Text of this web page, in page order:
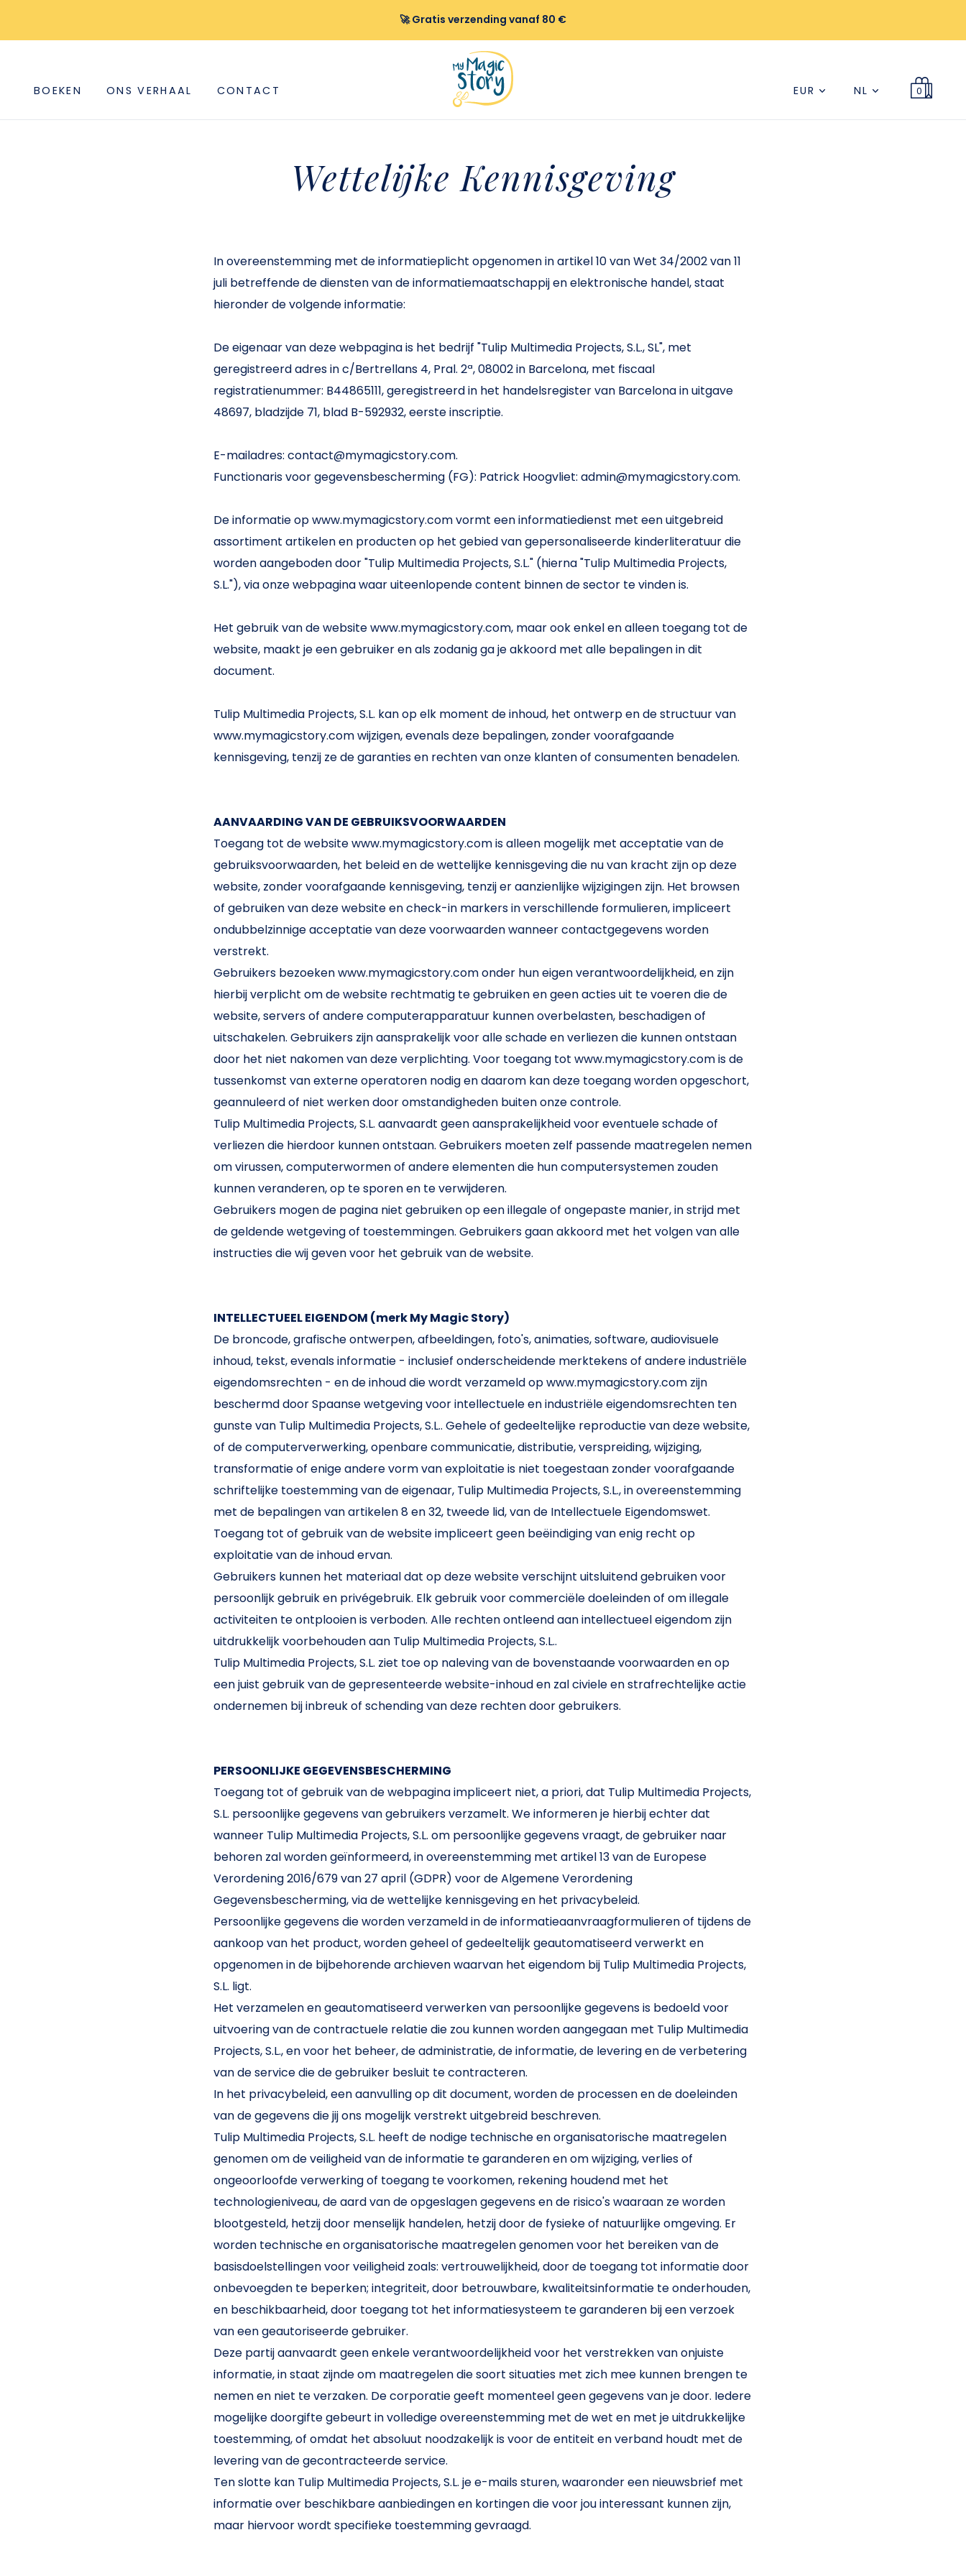
🚀 Gratis verzending vanaf 80 €
BOEKEN ONS VERHAAL CONTACT 0
NL
EUR
Wettelijke Kennisgeving
In overeenstemming met de informatieplicht opgenomen in artikel 10 van Wet 34/2002 van 11
juli betreffende de diensten van de informatiemaatschappij en elektronische handel, staat
hieronder de volgende informatie:
De eigenaar van deze webpagina is het bedrijf "Tulip Multimedia Projects, S.L., SL", met
geregistreerd adres in c/Bertrellans 4, Pral. 2ª, 08002 in Barcelona, ​​met fiscaal
registratienummer: B44865111, geregistreerd in het handelsregister van Barcelona in uitgave
48697, bladzijde 71, blad B-592932, eerste inscriptie.
E-mailadres: contact@mymagicstory.com.
Functionaris voor gegevensbescherming (FG): Patrick Hoogvliet: admin@mymagicstory.com.
De informatie op www.mymagicstory.com vormt een informatiedienst met een uitgebreid
assortiment artikelen en producten op het gebied van gepersonaliseerde kinderliteratuur die
worden aangeboden door "Tulip Multimedia Projects, S.L." (hierna "Tulip Multimedia Projects,
S.L."), via onze webpagina waar uiteenlopende content binnen de sector te vinden is.
Het gebruik van de website www.mymagicstory.com, maar ook enkel en alleen toegang tot de
website, maakt je een gebruiker en als zodanig ga je akkoord met alle bepalingen in dit
document.
Tulip Multimedia Projects, S.L. kan op elk moment de inhoud, het ontwerp en de structuur van
www.mymagicstory.com wijzigen, evenals deze bepalingen, zonder voorafgaande
kennisgeving, tenzij ze de garanties en rechten van onze klanten of consumenten benadelen.
AANVAARDING VAN DE GEBRUIKSVOORWAARDEN
Toegang tot de website www.mymagicstory.com is alleen mogelijk met acceptatie van de
gebruiksvoorwaarden, het beleid en de wettelijke kennisgeving die nu van kracht zijn op deze
website, zonder voorafgaande kennisgeving, tenzij er aanzienlijke wijzigingen zijn. Het browsen
of gebruiken van deze website en check-in markers in verschillende formulieren, impliceert
ondubbelzinnige acceptatie van deze voorwaarden wanneer contactgegevens worden
verstrekt.
Gebruikers bezoeken www.mymagicstory.com onder hun eigen verantwoordelijkheid, en zijn
hierbij verplicht om de website rechtmatig te gebruiken en geen acties uit te voeren die de
website, servers of andere computerapparatuur kunnen overbelasten, beschadigen of
uitschakelen. Gebruikers zijn aansprakelijk voor alle schade en verliezen die kunnen ontstaan ​​
door het niet nakomen van deze verplichting. Voor toegang tot www.mymagicstory.com is de
tussenkomst van externe operatoren nodig en daarom kan deze toegang worden opgeschort,
geannuleerd of niet werken door omstandigheden buiten onze controle.
Tulip Multimedia Projects, S.L. aanvaardt geen aansprakelijkheid voor eventuele schade of
verliezen die hierdoor kunnen ontstaan. Gebruikers moeten zelf passende maatregelen nemen
om virussen, computerwormen of andere elementen die hun computersystemen zouden
kunnen veranderen, op te sporen en te verwijderen.
Gebruikers mogen de pagina niet gebruiken op een illegale of ongepaste manier, in strijd met
de geldende wetgeving of toestemmingen. Gebruikers gaan akkoord met het volgen van alle
instructies die wij geven voor het gebruik van de website.
INTELLECTUEEL EIGENDOM (merk My Magic Story)
De broncode, grafische ontwerpen, afbeeldingen, foto's, animaties, software, audiovisuele
inhoud, tekst, evenals informatie - inclusief onderscheidende merktekens of andere industriële
eigendomsrechten - en de inhoud die wordt verzameld op www.mymagicstory.com zijn
beschermd door Spaanse wetgeving voor intellectuele en industriële eigendomsrechten ten
gunste van Tulip Multimedia Projects, S.L.. Gehele of gedeeltelijke reproductie van deze website,
of de computerverwerking, openbare communicatie, distributie, verspreiding, wijziging,
transformatie of enige andere vorm van exploitatie is niet toegestaan ​​zonder voorafgaande
schriftelijke toestemming van de eigenaar, Tulip Multimedia Projects, S.L., in overeenstemming
met de bepalingen van artikelen 8 en 32, tweede lid, van de Intellectuele Eigendomswet.
Toegang tot of gebruik van de website impliceert geen beëindiging van enig recht op
exploitatie van de inhoud ervan.
Gebruikers kunnen het materiaal dat op deze website verschijnt uitsluitend gebruiken voor
persoonlijk gebruik en privégebruik. Elk gebruik voor commerciële doeleinden of om illegale
activiteiten te ontplooien is verboden. Alle rechten ontleend aan intellectueel eigendom zijn
uitdrukkelijk voorbehouden aan Tulip Multimedia Projects, S.L..
Tulip Multimedia Projects, S.L. ziet toe op naleving van de bovenstaande voorwaarden en op
een juist gebruik van de gepresenteerde website-inhoud en zal civiele en strafrechtelijke actie
ondernemen bij inbreuk of schending van deze rechten door gebruikers.
PERSOONLIJKE GEGEVENSBESCHERMING
Toegang tot of gebruik van de webpagina impliceert niet, a priori, dat Tulip Multimedia Projects,
S.L. persoonlijke gegevens van gebruikers verzamelt. We informeren je hierbij echter dat
wanneer Tulip Multimedia Projects, S.L. om persoonlijke gegevens vraagt, de gebruiker naar
behoren zal worden geïnformeerd, in overeenstemming met artikel 13 van de Europese
Verordening 2016/679 van 27 april (GDPR) voor de Algemene Verordening
Gegevensbescherming, via de wettelijke kennisgeving en het privacybeleid.
Persoonlijke gegevens die worden verzameld in de informatieaanvraagformulieren of tijdens de
aankoop van het product, worden geheel of gedeeltelijk geautomatiseerd verwerkt en
opgenomen in de bijbehorende archieven waarvan het eigendom bij Tulip Multimedia Projects,
S.L. ligt.
Het verzamelen en geautomatiseerd verwerken van persoonlijke gegevens is bedoeld voor
uitvoering van de contractuele relatie die zou kunnen worden aangegaan met Tulip Multimedia
Projects, S.L., en voor het beheer, de administratie, de informatie, de levering en de verbetering
van de service die de gebruiker besluit te contracteren.
In het privacybeleid, een aanvulling op dit document, worden de processen en de doeleinden
van de gegevens die jij ons mogelijk verstrekt uitgebreid beschreven.
Tulip Multimedia Projects, S.L. heeft de nodige technische en organisatorische maatregelen
genomen om de veiligheid van de informatie te garanderen en om wijziging, verlies of
ongeoorloofde verwerking of toegang te voorkomen, rekening houdend met het
technologieniveau, de aard van de opgeslagen gegevens en de risico's waaraan ze worden
blootgesteld, hetzij door menselijk handelen, hetzij door de fysieke of natuurlijke omgeving. Er
worden technische en organisatorische maatregelen genomen voor het bereiken van de
basisdoelstellingen voor veiligheid zoals: vertrouwelijkheid, door de toegang tot informatie door
onbevoegden te beperken; integriteit, door betrouwbare, kwaliteitsinformatie te onderhouden,
en beschikbaarheid, door toegang tot het informatiesysteem te garanderen bij een verzoek
van een geautoriseerde gebruiker.
Deze partij aanvaardt geen enkele verantwoordelijkheid voor het verstrekken van onjuiste
informatie, in staat zijnde om maatregelen die soort situaties met zich mee kunnen brengen te
nemen en niet te verzaken. De corporatie geeft momenteel geen gegevens van je door. Iedere
mogelijke doorgifte gebeurt in volledige overeenstemming met de wet en met je uitdrukkelijke
toestemming, of omdat het absoluut noodzakelijk is voor de entiteit en verband houdt met de
levering van de gecontracteerde service.
Ten slotte kan Tulip Multimedia Projects, S.L. je e-mails sturen, waaronder een nieuwsbrief met
informatie over beschikbare aanbiedingen en kortingen die voor jou interessant kunnen zijn,
maar hiervoor wordt specifieke toestemming gevraagd.